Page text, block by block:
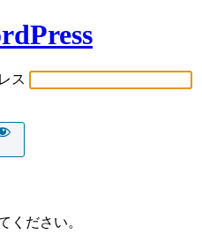
ス
ください。